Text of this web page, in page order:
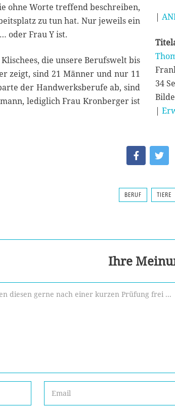
ohne Worte treffend beschreiben,
zu tun hat. Nur jeweils ein
oder Frau Y ist.
die unsere Berufswelt bis
zeigt, sind 21 Männer und nur 11
der Handwerksberufe ab, sind
lediglich Frau Kronberger ist
|
34
|
BERUF TIERE
Ihre